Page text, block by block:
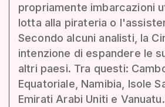
propriamente imbarcazioni
lotta alla pirateria o
Secondo alcuni analisti, la
intenzione di espandere le
altri paesi. Tra questi:
Equatoriale, Namibia, Isole
Emirati Arabi Uniti e